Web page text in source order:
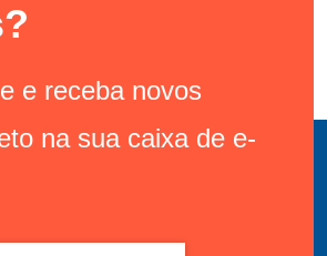
e receba novos
na sua caixa de e-